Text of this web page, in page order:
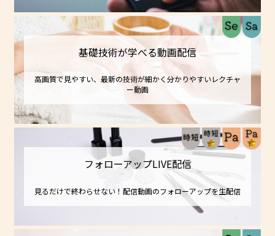
基礎技術が学べる動画配信
高画質で見やすい、最新の技術が細かく分かりやすいレクチャ
ー動画
フォローアップLIVE配信
見るだけで終わらせない！配信動画のフォローアップを生配信